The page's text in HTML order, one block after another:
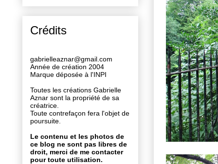
Crédits
gabrielleaznar@gmail.com
Année de création 2004
Marque déposée à l'INPI
Toutes les créations Gabrielle
Aznar sont la propriété de sa
créatrice.
Toute contrefaçon fera l'objet de
poursuite.
Le contenu et les photos de
ce blog ne sont pas libres de
droit, merci de me contacter
pour toute utilisation.